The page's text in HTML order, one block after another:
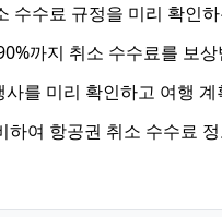
수수료 규정을 미리 확인
까지 취소 수수료를 보
를 미리 확인하고 여행
여 항공권 취소 수수료